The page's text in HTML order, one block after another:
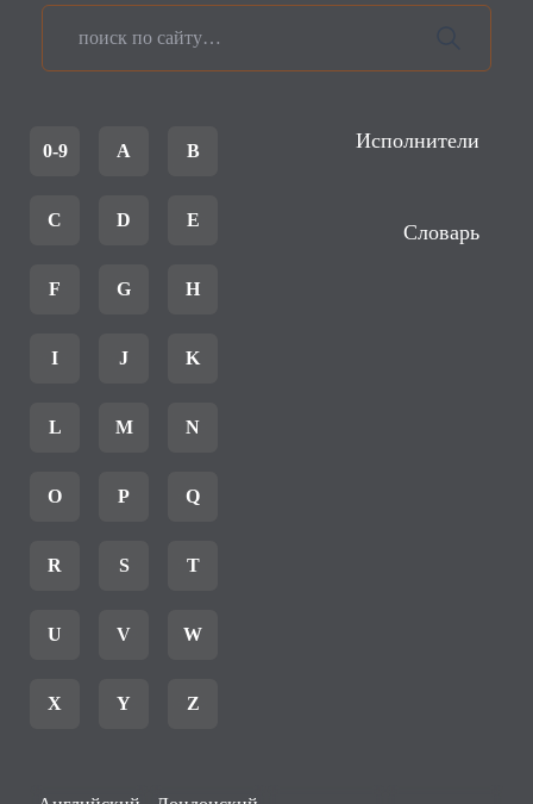
0-9 A B
C D E
F G H
I J K
L M N
O P Q
R S T
U V W
X Y Z
Исполнители
Словарь